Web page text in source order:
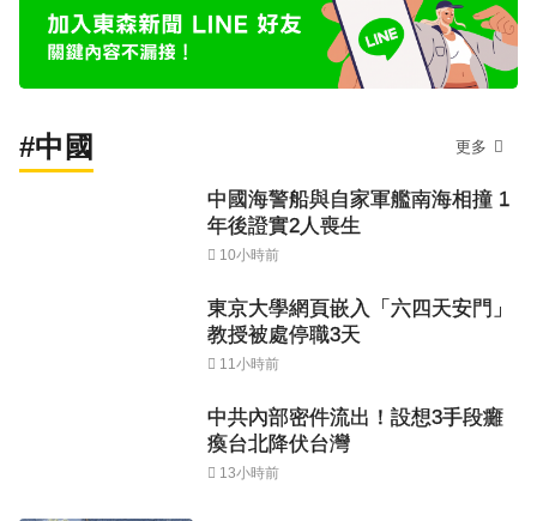
#中國 更多
中國海警船與自家軍艦南海相撞 1
年後證實2人喪生
10小時前
東京大學網頁嵌入「六四天安門」
教授被處停職3天
11小時前
中共內部密件流出！設想3手段癱
瘓台北降伏台灣
13小時前